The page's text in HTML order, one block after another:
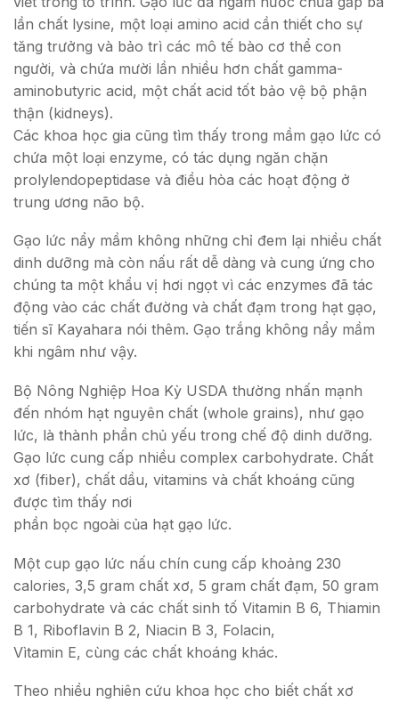
lần chất lysine, một loại amino acid cần thiết cho sự
tăng trưởng và bảo trì các mô tế bào cơ thể con
người, và chứa mười lần nhiều hơn chất gamma-
aminobutyric acid, một chất acid tốt bảo vệ bộ phận
thận (kidneys).
Các khoa học gia cũng tìm thấy trong mầm gạo lức có
chứa một loại enzyme, có tác dụng ngăn chặn
prolylendopeptidase và điều hòa các hoạt động ở
trung ương não bộ.
Gạo lức nẩy mầm không những chỉ đem lại nhiều chất
dinh dưỡng mà còn nấu rất dễ dàng và cung ứng cho
chúng ta một khẩu vị hơi ngọt vì các enzymes đã tác
động vào các chất đường và chất đạm trong hạt gạo,
tiến sĩ Kayahara nói thêm. Gạo trắng không nẩy mầm
khi ngâm như vậy.
Bộ Nông Nghiệp Hoa Kỳ USDA thường nhấn mạnh
đến nhóm hạt nguyên chất (whole grains), như gạo
lức, là thành phần chủ yếu trong chế độ dinh dưỡng.
Gạo lức cung cấp nhiều complex carbohydrate. Chất
xơ (fiber), chất dầu, vitamins và chất khoáng cũng
được tìm thấy nơi
phần bọc ngoài của hạt gạo lức.
Một cup gạo lức nấu chín cung cấp khoảng 230
calories, 3,5 gram chất xơ, 5 gram chất đạm, 50 gram
carbohydrate và các chất sinh tố Vitamin B 6, Thiamin
B 1, Riboflavin B 2, Niacin B 3, Folacin,
Vìtamin E, cùng các chất khoáng khác.
Theo nhiều nghiên cứu khoa học cho biết chất xơ